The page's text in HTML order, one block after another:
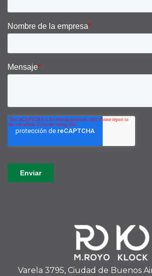
Varela 3795, Ciudad de Buenos